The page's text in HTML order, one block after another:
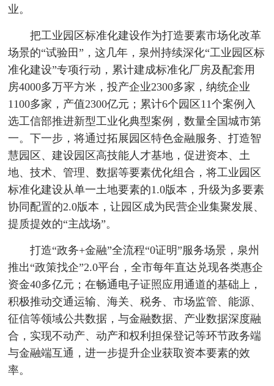
业。
把工业园区标准化建设作为打造要素市场化改革
场景的“试验田”，这几年，泉州持续深化“工业园区标
准化建设”专项行动，累计建成标准化厂房及配套用
房4000多万平方米，投产企业2300多家，纳统企业
1100多家，产值2300亿元；累计6个园区11个案例入
选工信部推进新型工业化典型案例，数量全国城市第
一。下一步，将通过拓展园区特色金融服务、打造智
慧园区、建设园区高技能人才基地，促进资本、土
地、技术、管理、数据等要素优化组合，将工业园区
标准化建设从单一土地要素的1.0版本，升级为多要素
协同配置的2.0版本，让园区成为民营企业集聚发展、
提质提效的“主战场”。
打造“政务+金融”全流程“0证明”服务场景，泉州
推出“政策找企”2.0平台，全市每年直达兑现各类惠企
资金40多亿元；在畅通电子证照应用通道的基础上，
积极推动交通运输、海关、税务、市场监管、能源、
征信等领域公共数据，与金融数据、产业数据深度融
合，实现不动产、动产和权利担保登记等环节政务端
与金融端互通，进一步提升企业获取资本要素的效
率。